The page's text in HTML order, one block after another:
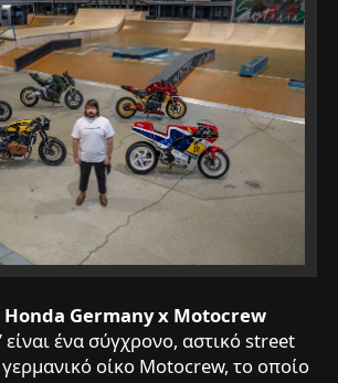
Honda Germany x Motocrew
είναι ένα σύγχρονο, αστικό street
οίκο Motocrew, το οποίο